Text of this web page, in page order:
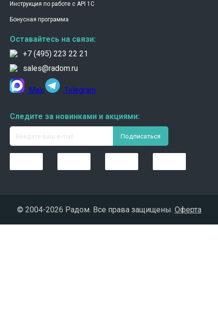
Инструкция по работе с API 1C
Бонусная программа
Оставайтесь на связи:
+7 (495) 223 22 21
sales@radom.ru
Max Telegram
Следите за новинками и акциями:
© 2004-2026 Радом. Все права защищены. Оферта